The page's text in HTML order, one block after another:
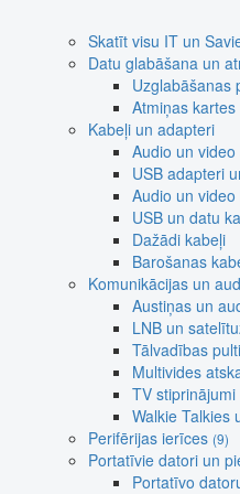
Skatīt visu IT un
Datu glabāšana un
Uzglabāšanas
Atmiņas kartes
Kabeļi un adapteri
Audio un
USB adapteri
Audio un video
USB un datu
Dažādi kabeļi
Barošanas
Komunikācijas un
Austiņas un
LNB un
Tālvadības pulti
Multivides
TV stiprinājumi
Walkie Talkies
Perifērijas ierīces (9)
Portatīvie datori un
Portatīvo